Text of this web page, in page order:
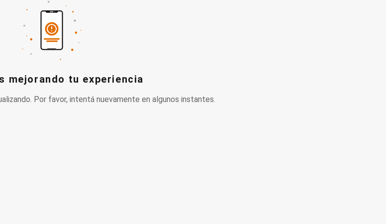
mejorando tu experiencia
Por favor, intentá nuevamente en algunos instantes.